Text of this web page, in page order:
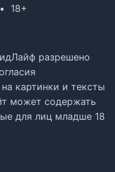
18+
разрешено
картинки и тексты
может содержать
для лиц младше 18